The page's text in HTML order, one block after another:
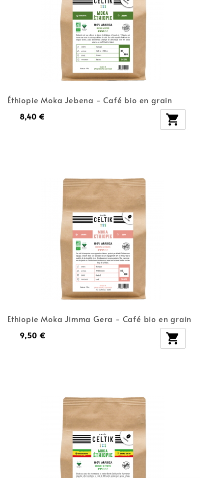
Éthiopie Moka Jebena - Café bio en grain
8,40 € 
Ethiopie Moka Jimma Gera - Café bio en grain
9,50 € 